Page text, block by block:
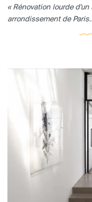
« Rénovation lourde
arrondissement de